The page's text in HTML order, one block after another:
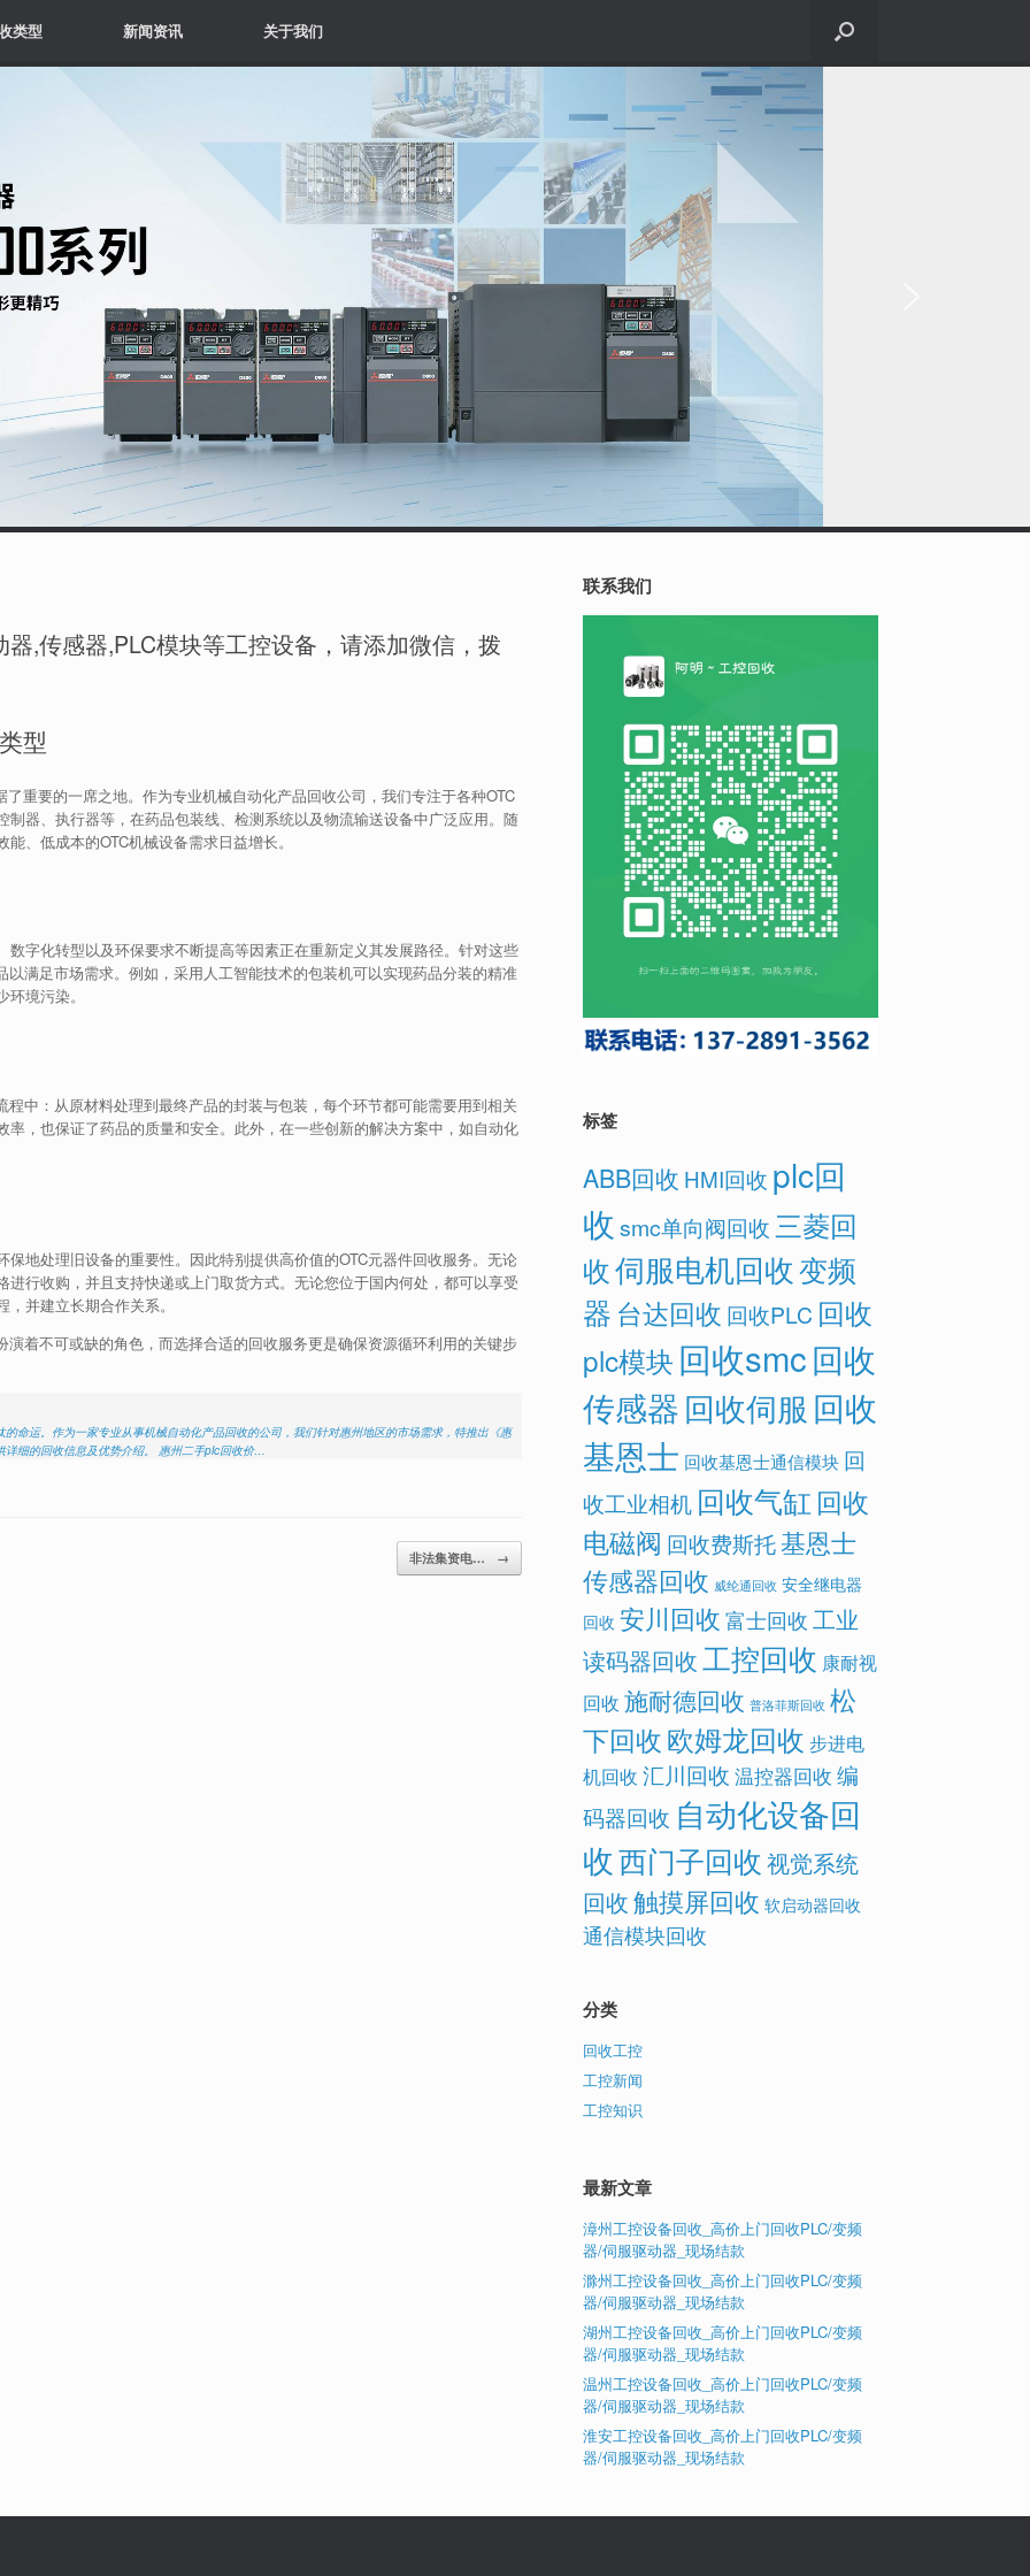
类型 新闻资讯 关于我们
,传感器,PLC模块等工控设备，请添加微信，拨
型
重要的一席之地。作为专业机械自动化产品回收公司，我们专注于各种OTC
器、执行器等，在药品包装线、检测系统以及物流输送设备中广泛应用。随
、低成本的OTC机械设备需求日益增长。
字化转型以及环保要求不断提高等因素正在重新定义其发展路径。针对这些
满足市场需求。例如，采用人工智能技术的包装机可以实现药品分装的精准
境污染。
中：从原材料处理到最终产品的封装与包装，每个环节都可能需要用到相关
，也保证了药品的质量和安全。此外，在一些创新的解决方案中，如自动化
地处理旧设备的重要性。因此特别提供高价值的OTC元器件回收服务。无论
行收购，并且支持快递或上门取货方式。无论您位于国内何处，都可以享受
并建立长期合作关系。
着不可或缺的角色，而选择合适的回收服务更是确保资源循环利用的关键步
命运。作为一家专业从事机械自动化产品回收的公司，我们针对惠州地区的市场需求，特推出《惠
详细的回收信息及优势介绍。 惠州二手plc回收价…
非法集资电… →
联系我们
标签
ABB回收 HMI回收 plc回
收 smc单向阀回收三菱回
收伺服电机回收变频
器 台达回收 回收PLC 回收
plc模块 回收smc回收
传感器回收伺服 回收
基恩士 回收基恩士通信模块 回
收工业相机 回收气缸 回收
电磁阀 回收费斯托基恩士
传感器回收 威纶通回收 安全继电器
回收 安川回收 富士回收 工业
读码器回收工控回收 康耐视
回收 施耐德回收 普洛菲斯回收 松
下回收欧姆龙回收 步进电
机回收 汇川回收 温控器回收 编
码器回收 自动化设备回
收西门子回收视觉系统
回收触摸屏回收 软启动器回收
通信模块回收
分类
回收工控
工控新闻
工控知识
最新文章
漳州工控设备回收_高价上门回收PLC/变频
器/伺服驱动器_现场结款
滁州工控设备回收_高价上门回收PLC/变频
器/伺服驱动器_现场结款
湖州工控设备回收_高价上门回收PLC/变频
器/伺服驱动器_现场结款
温州工控设备回收_高价上门回收PLC/变频
器/伺服驱动器_现场结款
淮安工控设备回收_高价上门回收PLC/变频
器/伺服驱动器_现场结款